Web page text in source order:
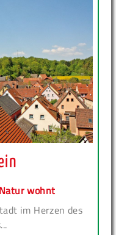
wohnt
im Herzen des